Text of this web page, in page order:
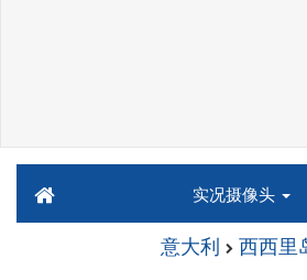
实况摄像头
意大利 西西里